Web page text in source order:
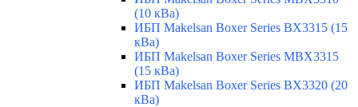
(10 кВа)
ИБП Makelsan Boxer Series BX3315 (15
кВа)
ИБП Makelsan Boxer Series MBX3315
(15 кВа)
ИБП Makelsan Boxer Series BX3320 (20
кВа)